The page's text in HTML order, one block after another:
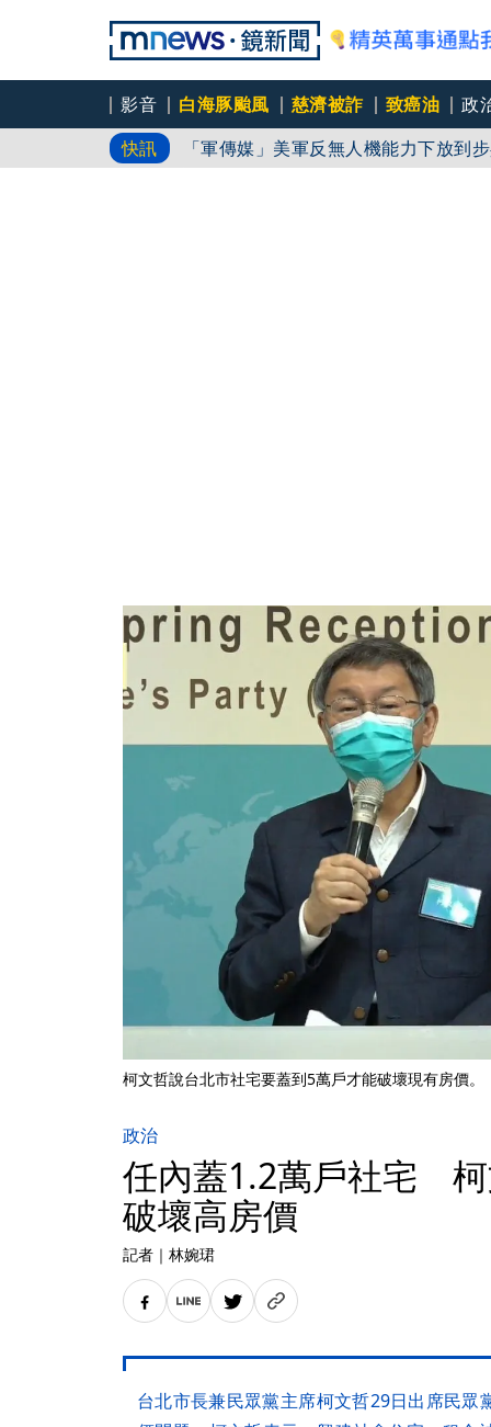
影音 白海豚颱風 慈濟被詐 致癌油
政
快訊
「軍傳媒」美軍反無人機能力下放到
「車界女神」忍7年揭職場性騷！
柯文哲說台北市社宅要蓋到5萬戶才能破壞現有房價。
政治
任內蓋1.2萬戶社宅
破壞高房價
記者 ｜ 林婉珺
台北市長兼民眾黨主席柯文哲29日出席民眾